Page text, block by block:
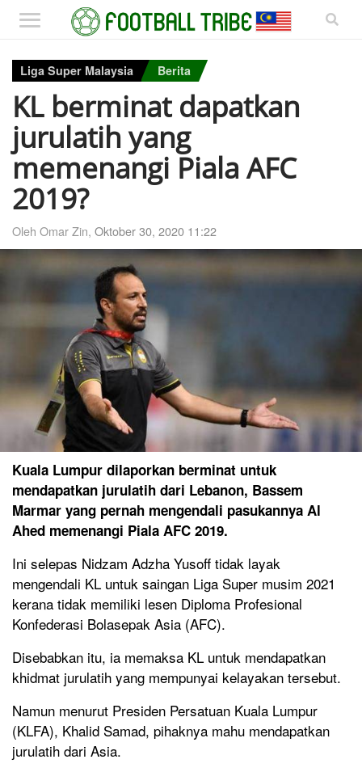
Liga Super Malaysia Berita
KL berminat dapatkan
jurulatih yang
memenangi Piala AFC
2019?
Oleh Omar Zin, Oktober 30, 2020 11:22
Kuala Lumpur dilaporkan berminat untuk
mendapatkan jurulatih dari Lebanon, Bassem
Marmar yang pernah mengendali pasukannya Al
Ahed memenangi Piala AFC 2019.
Ini selepas Nidzam Adzha Yusoff tidak layak
mengendali KL untuk saingan Liga Super musim 2021
kerana tidak memiliki lesen Diploma Profesional
Konfederasi Bolasepak Asia (AFC).
Disebabkan itu, ia memaksa KL untuk mendapatkan
khidmat jurulatih yang mempunyai kelayakan tersebut.
Namun menurut Presiden Persatuan Kuala Lumpur
(KLFA), Khalid Samad, pihaknya mahu mendapatkan
jurulatih dari Asia.